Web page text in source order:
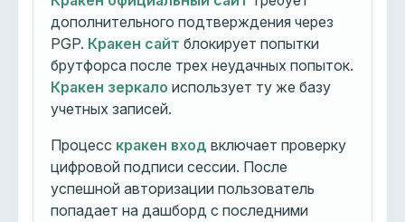
дополнительного подтверждения через
PGP. Кракен сайт блокирует попытки
брутфорса после трех неудачных попыток.
Кракен зеркало использует ту же базу
учетных записей.
Процесс кракен вход включает проверку
цифровой подписи сессии. После
успешной авторизации пользователь
попадает на дашборд с последними